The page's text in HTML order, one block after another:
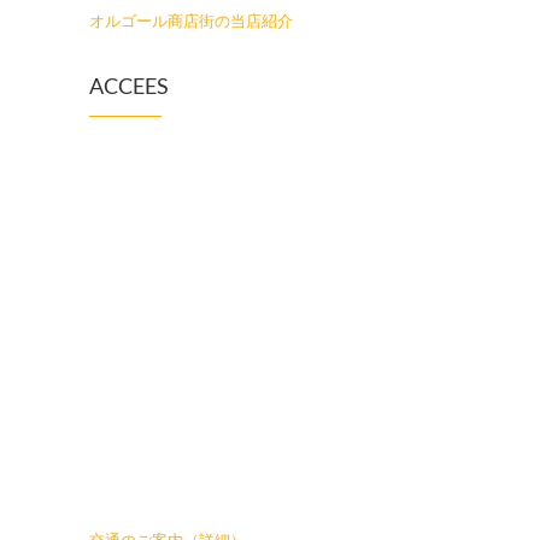
オルゴール商店街の当店紹介
ACCEES